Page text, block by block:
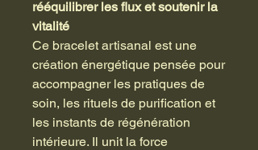
rééquilibrer les flux et soutenir la
vitalité
Ce bracelet artisanal est une
création énergétique pensée pour
accompagner les pratiques de
soin, les rituels de purification et
les instants de régénération
intérieure. Il unit la force